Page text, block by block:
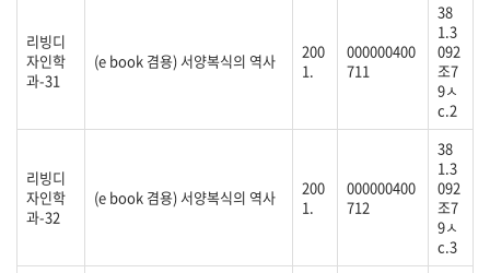
리빙디
자인학
과-31
(e book 겸용) 서양복식의 역사
200
1.
000000400
711
38
1.3
092
조7
9ㅅ
c.2
리빙디
자인학
과-32
(e book 겸용) 서양복식의 역사
200
1.
000000400
712
38
1.3
092
조7
9ㅅ
c.3